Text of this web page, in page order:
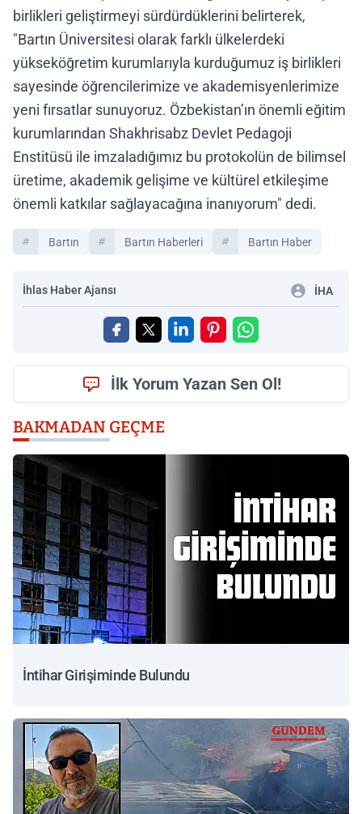
birlikleri geliştirmeyi sürdürdüklerini belirterek,
"Bartın Üniversitesi olarak farklı ülkelerdeki
yükseköğretim kurumlarıyla kurduğumuz iş birlikleri
sayesinde öğrencilerimize ve akademisyenlerimize
yeni fırsatlar sunuyoruz. Özbekistan’ın önemli eğitim
kurumlarından Shakhrisabz Devlet Pedagoji
Enstitüsü ile imzaladığımız bu protokolün de bilimsel
üretime, akademik gelişime ve kültürel etkileşime
önemli katkılar sağlayacağına inanıyorum" dedi.
Bartın Bartın Haberleri Bartın Haber
İhlas Haber Ajansı İHA
İlk Yorum Yazan Sen Ol!
BAKMADAN GEÇME
İntihar Girişiminde Bulundu